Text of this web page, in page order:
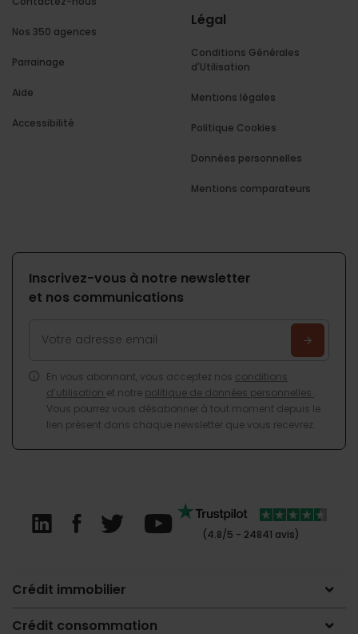
Nos 350 agences
Parrainage
Aide
Accessibilité
Légal
Conditions Générales
d'Utilisation
Mentions légales
Politique Cookies
Données personnelles
Mentions comparateurs
Inscrivez-vous à notre newsletter
et nos communications
En vous abonnant, vous acceptez nos conditions
d’utilisation et notre politique de données personnelles
Vous pourrez vous désabonner à tout moment depuis le
lien présent dans chaque newsletter que vous recevrez.
(4.8/5 - 24841 avis)
Crédit immobilier
Crédit consommation